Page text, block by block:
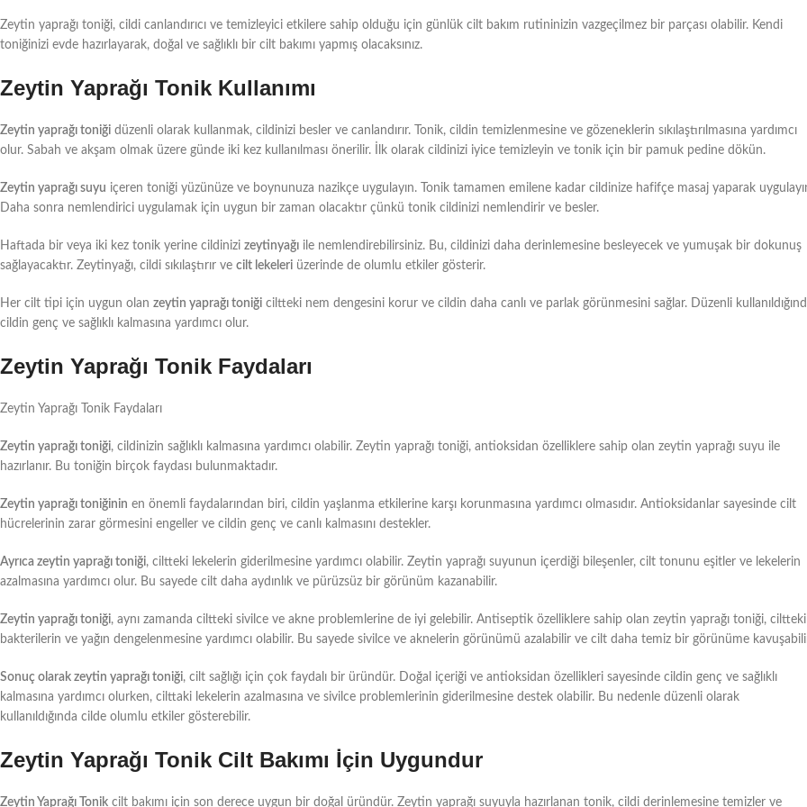
Zeytin yaprağı toniği, cildi canlandırıcı ve temizleyici etkilere sahip olduğu için günlük cilt bakım rutininizin vazgeçilmez bir parçası olabilir. Kendi
toniğinizi evde hazırlayarak, doğal ve sağlıklı bir cilt bakımı yapmış olacaksınız.
Zeytin Yaprağı Tonik Kullanımı
Zeytin yaprağı toniği düzenli olarak kullanmak, cildinizi besler ve canlandırır. Tonik, cildin temizlenmesine ve gözeneklerin sıkılaştırılmasına yardımcı
olur. Sabah ve akşam olmak üzere günde iki kez kullanılması önerilir. İlk olarak cildinizi iyice temizleyin ve tonik için bir pamuk pedine dökün.
Zeytin yaprağı suyu içeren toniği yüzünüze ve boynunuza nazikçe uygulayın. Tonik tamamen emilene kadar cildinize hafifçe masaj yaparak
Daha sonra nemlendirici uygulamak için uygun bir zaman olacaktır çünkü tonik cildinizi nemlendirir ve besler.
Haftada bir veya iki kez tonik yerine cildinizi zeytinyağı ile nemlendirebilirsiniz. Bu, cildinizi daha derinlemesine besleyecek ve yumuşak bir dokunuş
sağlayacaktır. Zeytinyağı, cildi sıkılaştırır ve cilt lekeleri üzerinde de olumlu etkiler gösterir.
Her cilt tipi için uygun olan zeytin yaprağı toniği ciltteki nem dengesini korur ve cildin daha canlı ve parlak görünmesini sağlar. Düzenli
cildin genç ve sağlıklı kalmasına yardımcı olur.
Zeytin Yaprağı Tonik Faydaları
Zeytin Yaprağı Tonik Faydaları
Zeytin yaprağı toniği, cildinizin sağlıklı kalmasına yardımcı olabilir. Zeytin yaprağı toniği, antioksidan özelliklere sahip olan zeytin yaprağı suyu ile
hazırlanır. Bu toniğin birçok faydası bulunmaktadır.
Zeytin yaprağı toniğinin en önemli faydalarından biri, cildin yaşlanma etkilerine karşı korunmasına yardımcı olmasıdır. Antioksidanlar sayesinde cilt
hücrelerinin zarar görmesini engeller ve cildin genç ve canlı kalmasını destekler.
Ayrıca zeytin yaprağı toniği, ciltteki lekelerin giderilmesine yardımcı olabilir. Zeytin yaprağı suyunun içerdiği bileşenler, cilt tonunu eşitler ve lekelerin
azalmasına yardımcı olur. Bu sayede cilt daha aydınlık ve pürüzsüz bir görünüm kazanabilir.
Zeytin yaprağı toniği, aynı zamanda ciltteki sivilce ve akne problemlerine de iyi gelebilir. Antiseptik özelliklere sahip olan zeytin yaprağı toniği, ciltteki
bakterilerin ve yağın dengelenmesine yardımcı olabilir. Bu sayede sivilce ve aknelerin görünümü azalabilir ve cilt daha temiz bir görünüme
Sonuç olarak zeytin yaprağı toniği, cilt sağlığı için çok faydalı bir üründür. Doğal içeriği ve antioksidan özellikleri sayesinde cildin genç ve sağlıklı
kalmasına yardımcı olurken, cilttaki lekelerin azalmasına ve sivilce problemlerinin giderilmesine destek olabilir. Bu nedenle düzenli olarak
kullanıldığında cilde olumlu etkiler gösterebilir.
Zeytin Yaprağı Tonik Cilt Bakımı İçin Uygundur
Zeytin Yaprağı Tonik cilt bakımı için son derece uygun bir doğal üründür. Zeytin yaprağı suyuyla hazırlanan tonik, cildi derinlemesine temizler ve